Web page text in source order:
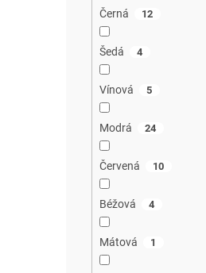
Černá 12
Šedá 4
Vínová 5
Modrá 24
Červená 10
Béžová 4
Mátová 1